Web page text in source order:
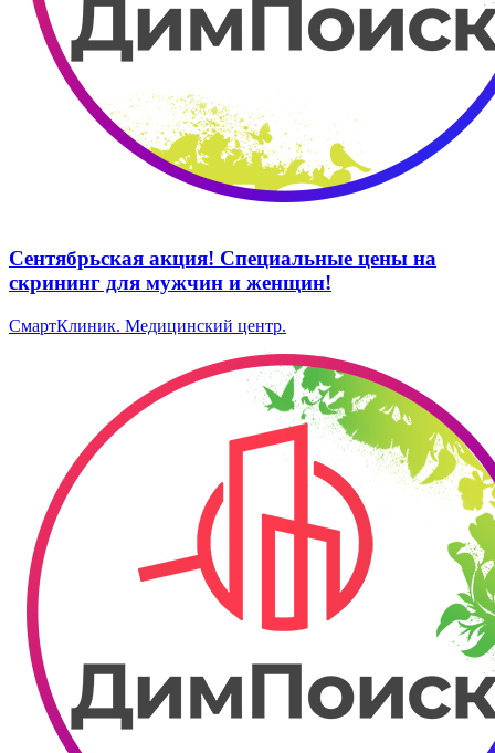
Сентябрьская акция! Специальные цены на
скрининг для мужчин и женщин!
СмартКлиник. ​Медицинский центр.